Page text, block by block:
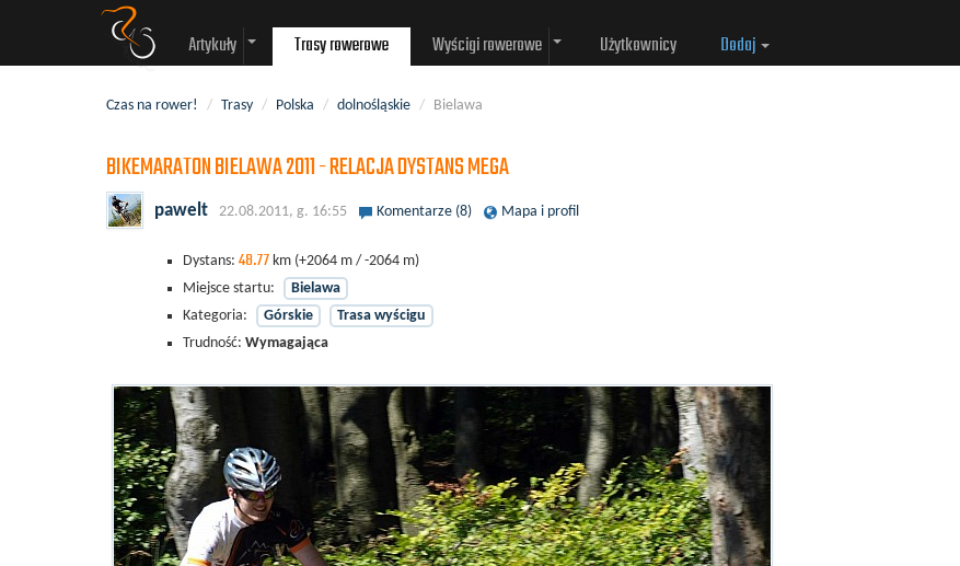
Artykuły Trasy rowerowe Wyścigi rowerowe Użytkownicy Dodaj
Czas na rower! / Trasy / Polska / dolnośląskie / Bielawa
BIKEMARATON BIELAWA 2011 - RELACJA DYSTANS MEGA
pawelt 22.08.2011, g. 16:55 Komentarze (8) Mapa i profil
Dystans: 48.77 km (+2064 m / -2064 m)
Miejsce startu:
Bielawa
Kategoria:
Górskie
Trasa wyścigu
Trudność: Wymagająca